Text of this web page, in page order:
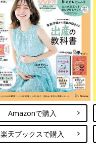
Amazonで購入
楽天ブックスで購入